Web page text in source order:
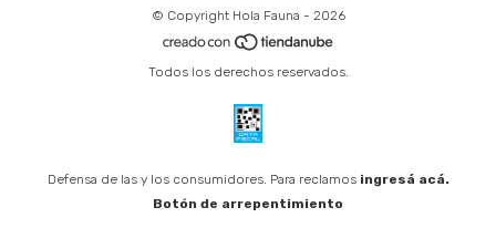
© Copyright Hola Fauna - 2026
Todos los derechos reservados.
Defensa de las y los consumidores. Para reclamos ingresá acá.
Botón de arrepentimiento